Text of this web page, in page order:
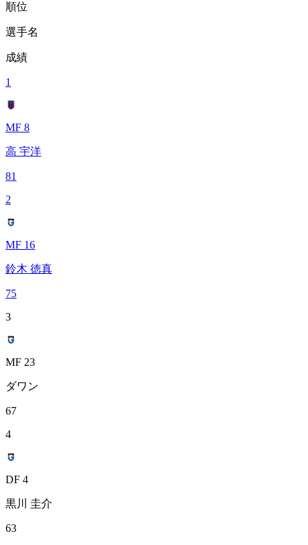
順位
選手名
成績
1
MF 8
高 宇洋
81
2
MF 16
鈴木 徳真
75
3
MF 23
ダワン
67
4
DF 4
黒川 圭介
63